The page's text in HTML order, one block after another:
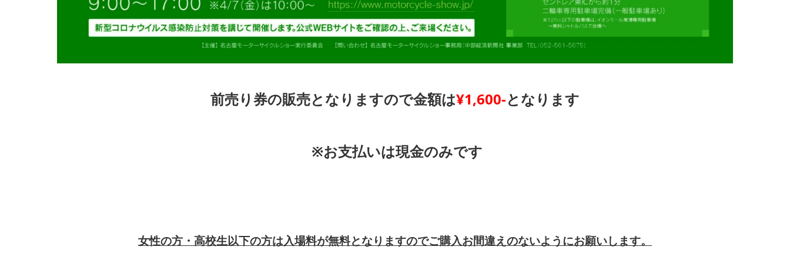
前売り券の販売となりますので金額は¥1,600-となります
※お支払いは現金のみです
女性の方・高校生以下の方は入場料が無料となりますのでご購入お間違えのないようにお願いします。